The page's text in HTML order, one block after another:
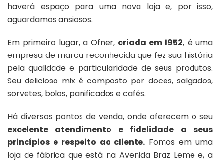
haverá espaço para uma nova loja e, por isso,
aguardamos ansiosos.
Em primeiro lugar, a Ofner, criada em 1952, é uma
empresa de marca reconhecida que fez sua história
pela qualidade e particularidade de seus produtos.
Seu delicioso mix é composto por doces, salgados,
sorvetes, bolos, panificados e cafés.
Há diversos pontos de venda, onde oferecem o seu
excelente atendimento e fidelidade a seus
princípios e respeito ao cliente. Fomos em uma
loja de fábrica que está na Avenida Braz Leme e, a